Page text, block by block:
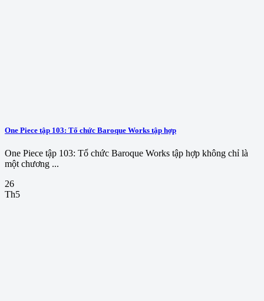
One Piece tập 103: Tổ chức Baroque Works tập hợp
One Piece tập 103: Tổ chức Baroque Works tập hợp không chỉ là
một chương ...
26
Th5